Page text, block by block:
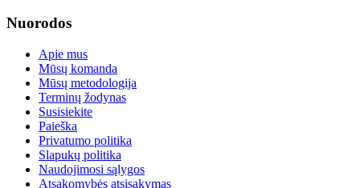
Nuorodos
Apie mus
Mūsų komanda
Mūsų metodologija
Terminų žodynas
Susisiekite
Paieška
Privatumo politika
Slapukų politika
Naudojimosi sąlygos
Atsakomybės atsisakymas